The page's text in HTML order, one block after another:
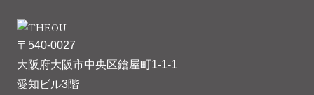
〒540-0027
大阪府大阪市中央区鎗屋町1-1-1
愛知ビル3階